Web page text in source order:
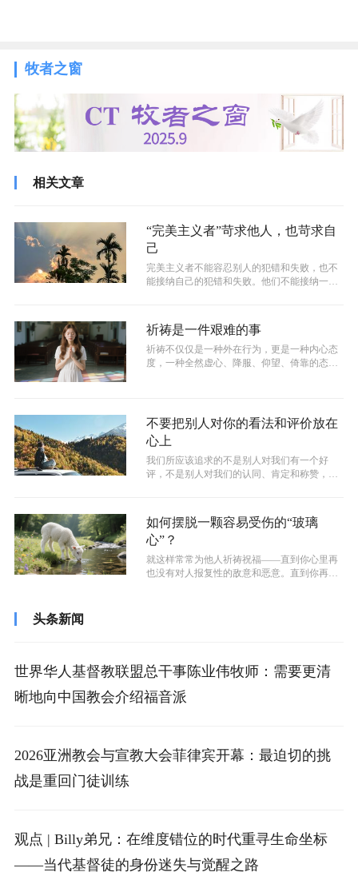
牧者之窗
相关文章
“完美主义者”苛求他人，也苛求自
己
完美主义者不能容忍别人的犯错和失败，也不
能接纳自己的犯错和失败。他们不能接纳一个
祈祷是一件艰难的事
祈祷不仅仅是一种外在行为，更是一种内心态
度，一种全然虚心、降服、仰望、倚靠的态
不要把别人对你的看法和评价放在
心上
我们所应该追求的不是别人对我们有一个好
评，不是别人对我们的认同、肯定和称赞，而
如何摆脱一颗容易受伤的“玻璃
心”？
就这样常常为他人祈祷祝福——直到你心里再
也没有对人报复性的敌意和恶意。直到你再也
头条新闻
世界华人基督教联盟总干事陈业伟牧师：需要更清
晰地向中国教会介绍福音派
2026亚洲教会与宣教大会菲律宾开幕：最迫切的挑
战是重回门徒训练
观点 | Billy弟兄：在维度错位的时代重寻生命坐标
——当代基督徒的身份迷失与觉醒之路